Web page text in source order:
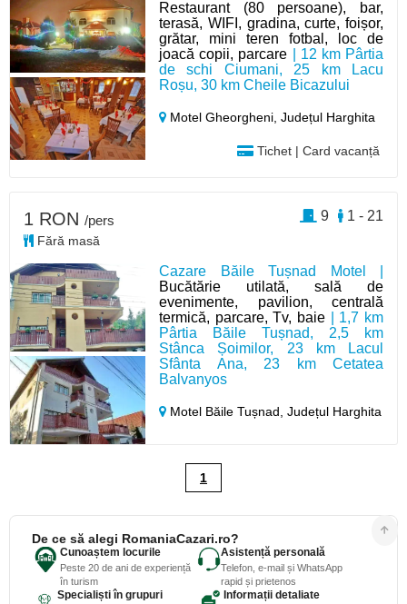
Restaurant (80 persoane), bar,
terasă, WIFI, gradina, curte, foișor,
grătar, mini teren fotbal, loc de
joacă copii, parcare | 12 km Pârtia
de schi Ciumani, 25 km Lacu
Roșu, 30 km Cheile Bicazului
Motel Gheorgheni,Județul Harghita
Tichet | Card vacanță
Cazare Băile Tușnad Motel |
Bucătărie utilată, sală de
evenimente, pavilion, centrală
termică, parcare, Tv, baie | 1,7 km
Pârtia Băile Tușnad, 2,5 km
Stânca Șoimilor, 23 km Lacul
Sfânta Ana, 23 km Cetatea
Balvanyos
Motel Băile Tușnad,Județul Harghita
1 RON /pers
Fără masă
1 - 21
9
1
De ce să alegi RomaniaCazari.ro?
Cunoaștem locurile
Peste 20 de ani de experiență
în turism
Asistență personală
Telefon, e-mail și WhatsApp
rapid și prietenos
Specialiști în grupuri Informații detaliate